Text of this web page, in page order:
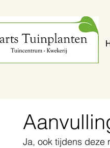
Ja, ook tijdens deze